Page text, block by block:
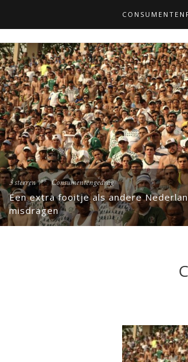
3 sterren ***,Consumentengedrag
Een extra fooitje als andere
misdragen